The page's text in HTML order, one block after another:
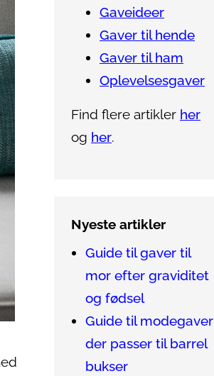
Gaveideer
Gaver til hende
Gaver til ham
Oplevelsesgaver
Find flere artikler her
og her.
Nyeste artikler
Guide til gaver til
mor efter graviditet
og fødsel
Guide til modegaver
der passer til barrel
bukser